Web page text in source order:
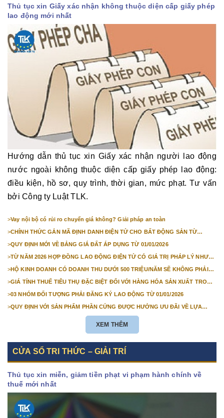
Thủ tục xin Giấy xác nhận không thuộc diện cấp giấy phép
lao động mới nhất
Hướng dẫn thủ tục xin Giấy xác nhận người lao động
nước ngoài không thuộc diện cấp giấy phép lao động:
điều kiện, hồ sơ, quy trình, thời gian, mức phạt. Tư vấn
bởi Công ty Luật TLK.
>Vay nội bộ có rủi ro chuyển giá không? Giải pháp an toàn
>CHÍNH THỨC GẮN MÃ ĐỊNH DANH ĐIỆN TỬ CHO BẤT ĐỘNG SẢN TỪ
>QUY ĐỊNH MỚI VỀ BẢNG GIÁ ĐẤT ÁP DỤNG TỪ 01/01/2026
>TỪ NĂM 2026 HỢP ĐỒNG LAO ĐỘNG ĐIỆN TỬ CÓ GIÁ TRỊ PHÁP LÝ NHƯ
>HỘ KINH DOANH CÓ DOANH THU DƯỚI 500 TRIỆU/NĂM SẼ KHÔNG PHẢI
>GIÁ TÍNH THUẾ TIÊU THỤ ĐẶC BIỆT ĐỐI VỚI HÀNG HÓA SẢN XUẤT TRONG
>03 NHÓM ĐỐI TƯỢNG PHẢI ĐĂNG KÝ LAO ĐỘNG TỪ 01/01/2026
>QUY ĐỊNH VỚI SẢN PHẨM PHẦN CỨNG ĐƯỢC HƯỞNG ƯU ĐÃI VỀ LỰA
XEM THÊM
CỬA SỔ TRI THỨC – GIẢI TRÍ
Thủ tục xin miễn, giảm tiền phạt vi phạm hành chính về
thuế mới nhất